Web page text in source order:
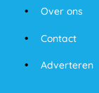
Over ons
Contact
Adverteren